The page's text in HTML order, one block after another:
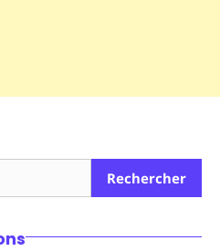
Rechercher